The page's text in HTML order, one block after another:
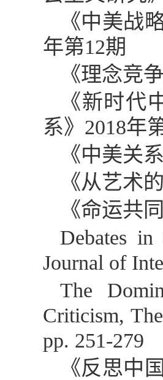
《中美战
年第12期
《理念竞
《新时代
系》 2018年
《中美关
《从艺术
《命运共
Debates
Journal of
The
Criticism,
pp. 251-279
《反思中